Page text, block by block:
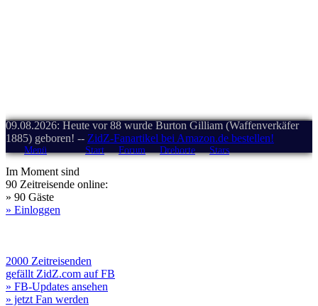
09.08.2026: Heute vor 88 wurde Burton Gilliam (Waffenverkäfer
1885) geboren! -- ZidZ-Fanartikel bei Amazon.de bestellen!
Menü Start Forum Drehorte Stars
Im Moment sind
90 Zeitreisende online:
» 90 Gäste
» Einloggen
2000 Zeitreisenden
gefällt ZidZ.com auf FB
» FB-Updates ansehen
» jetzt Fan werden